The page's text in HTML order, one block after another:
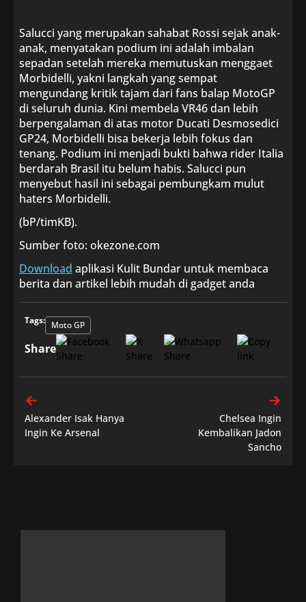
Salucci yang merupakan sahabat Rossi sejak anak-
anak, menyatakan podium ini adalah imbalan
sepadan setelah mereka memutuskan menggaet
Morbidelli, yakni langkah yang sempat
mengundang kritik tajam dari fans balap MotoGP
di seluruh dunia. Kini membela VR46 dan lebih
berpengalaman di atas motor Ducati Desmosedici
GP24, Morbidelli bisa bekerja lebih fokus dan
tenang. Podium ini menjadi bukti bahwa rider Italia
berdarah Brasil itu belum habis. Salucci pun
menyebut hasil ini sebagai pembungkam mulut
haters Morbidelli.
(bP/timKB).
Sumber foto: okezone.com
Download aplikasi Kulit Bundar untuk membaca
berita dan artikel lebih mudah di gadget anda
Tags: Moto GP
Share
Alexander Isak Hanya
Ingin Ke Arsenal
Chelsea Ingin
Kembalikan Jadon
Sancho